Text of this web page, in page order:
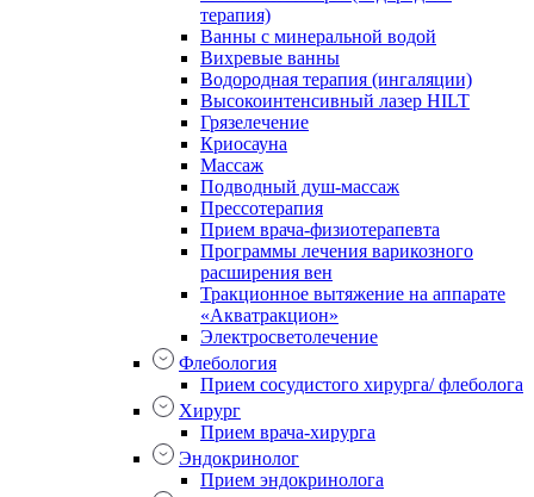
терапия)
Ванны с минеральной водой
Вихревые ванны
Водородная терапия (ингаляции)
Высокоинтенсивный лазер HILT
Грязелечение
Криосауна
Массаж
Подводный душ-массаж
Прессотерапия
Прием врача-физиотерапевта
Программы лечения варикозного
расширения вен
Тракционное вытяжение на аппарате
«Акватракцион»
Электросветолечение
Флебология
Прием сосудистого хирурга/ флеболога
Хирург
Прием врача-хирурга
Эндокринолог
Прием эндокринолога